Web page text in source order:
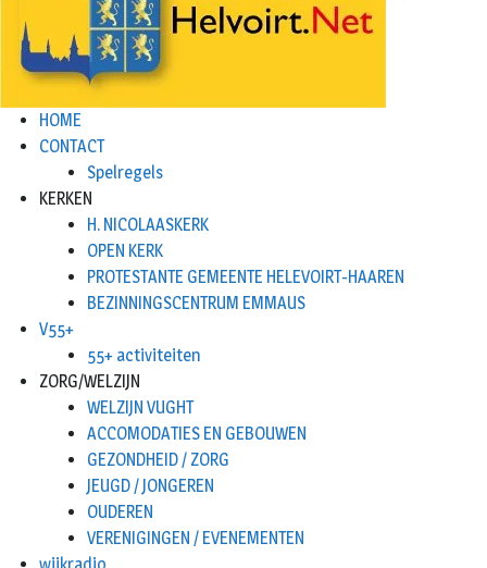
HOME
CONTACT
Spelregels
KERKEN
H. NICOLAASKERK
OPEN KERK
PROTESTANTE GEMEENTE HELEVOIRT-HAAREN
BEZINNINGSCENTRUM EMMAUS
V55+
55+ activiteiten
ZORG/WELZIJN
WELZIJN VUGHT
ACCOMODATIES EN GEBOUWEN
GEZONDHEID / ZORG
JEUGD / JONGEREN
OUDEREN
VERENIGINGEN / EVENEMENTEN